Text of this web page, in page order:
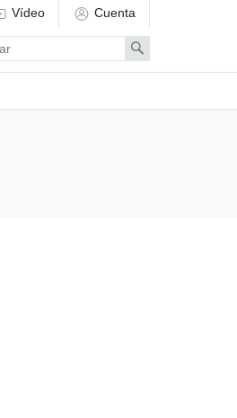
Vídeo Cuenta
Search